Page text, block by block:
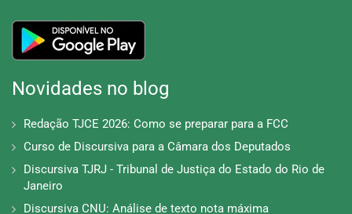
Novidades no blog
Redação TJCE 2026: Como se preparar para a FCC
Curso de Discursiva para a Câmara dos Deputados
Discursiva TJRJ - Tribunal de Justiça do Estado do Rio de
Janeiro
Discursiva CNU: Análise de texto nota máxima